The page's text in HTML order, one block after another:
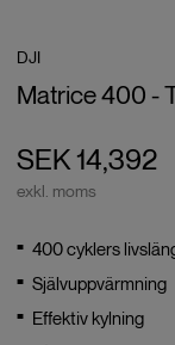
DJI
Matrice 400 -
SEK 14,392
exkl. moms
400 cyklers
Självuppvärmning
Effektiv kylning